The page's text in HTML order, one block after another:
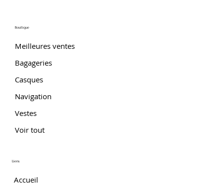
Boutique
Meilleures ventes
Bagageries
Casques
Navigation
Vestes
Voir tout
Liens
Accueil